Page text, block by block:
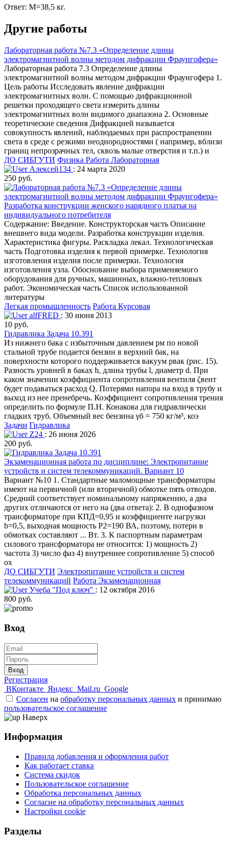
Ответ: М=38,5 кг.
Другие работы
Лабораторная работа №7.3 «Определение длины
электромагнитной волны методом дифракции Фраунгофера»
Лабораторная работа 7.3 Определение длины
электромагнитной волны методом дифракции Фраунгофера 1.
Цель работы Исследовать явление дифракции
электромагнитных волн. С помощью дифракционной
решетки проходящего света измерить длины
электромагнитных волн видимого диапазона 2. Основные
теоретические сведения Дифракцией называется
совокупность явлений, наблюдаемых при распространении
света в среде с резкими неоднородностями ( например, вблизи
границ непрозрачных тел, сквозь малые отверстия и т.п.) и
ДО СИБГУТИ Физика Работа Лабораторная
Алексей134 : 24 марта 2020
250 руб.
Разработка конструкции женского нарядного платья на
индивидуального потребителя
Содержание: Введение. Конструкторская часть Описание
внешнего вида модели. Разработка конструкции изделия.
Характеристика фигуры. Раскладка лекал. Технологическая
часть Подготовка изделия к первой примерке. Технология
изготовления изделия после примерки. Технология
изготовления узла. Обоснование выбора применяемого
оборудования для ручных, машинных, влажно-тепловых
работ. Экономическая часть Список использованной
литературы
Легкая промышленность Работа Курсовая
alfFRED : 30 июня 2013
10 руб.
Гидравлика Задача 10.391
Из нижнего бака с избыточным давлением рм по новой
стальной трубе подается бензин в верхний бак, на
поверхности которого поддерживается вакуум рвак (рис. 15).
Разность уровней в баках h, длина трубы l, диаметр d. При
каком значении коэффициента сопротивления вентиля ζвент
будет подаваться расход Q. Потерями напора на вход в трубу и
выход из нее пренебречь. Коэффициент сопротивления трения
определить по формуле П.Н. Конакова для гидравлически
гладких труб. Объемный вес бензина γб = 750 кг/м³, коэ
Задачи Гидравлика
Z24 : 26 июня 2026
200 руб.
Экзаменационная работа по дисциплине: Электропитание
устройств и систем телекоммуникаций. Вариант 10
Вариант №10 1. Стандартные маломощные трансформаторы
имеют на первичной (или вторичной) обмотке пять отводов.
Средний соответствует номинальному напряжению, а два
других отличаются от него на (два ответа): 2. В однофазном
трансформаторе при КПД=0,95 и коэффициенте нагрузки
b=0,5, выходная мощность Р2=190 ВА, поэтому, потери в
обмотках составляют ... Вт. 3. К паспортным параметрам
силового трансформатора не относится: 1) мощность 2)
частота 3) число фаз 4) внутреннее сопротивление 5) способ
ох
ДО СИБГУТИ Электропитание устройств и систем
телекоммуникаций Работа Экзаменационная
Учеба "Под ключ" : 12 октября 2016
800 руб.
Вход
Вход
Регистрация
ВКонтакте Яндекс Mail.ru Google
Согласен на обработку персональных данных и принимаю
пользовательское соглашение
Наверх
Информация
Правила добавления и оформления работ
Как работает ставка
Система скидок
Пользовательское соглашение
Обработка персональных данных
Согласие на обработку персональных данных
Настройки cookie
Разделы